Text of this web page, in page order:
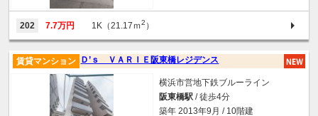
202 7.7万円 1K（21.17ｍ2 ）
Ｄ’ｓ ＶＡＲＩＥ阪東橋レジデンス
賃貸マンション
横浜市営地下鉄ブルーライン
阪東橋駅 / 徒歩4分
築年 2013年9月 / 10階建